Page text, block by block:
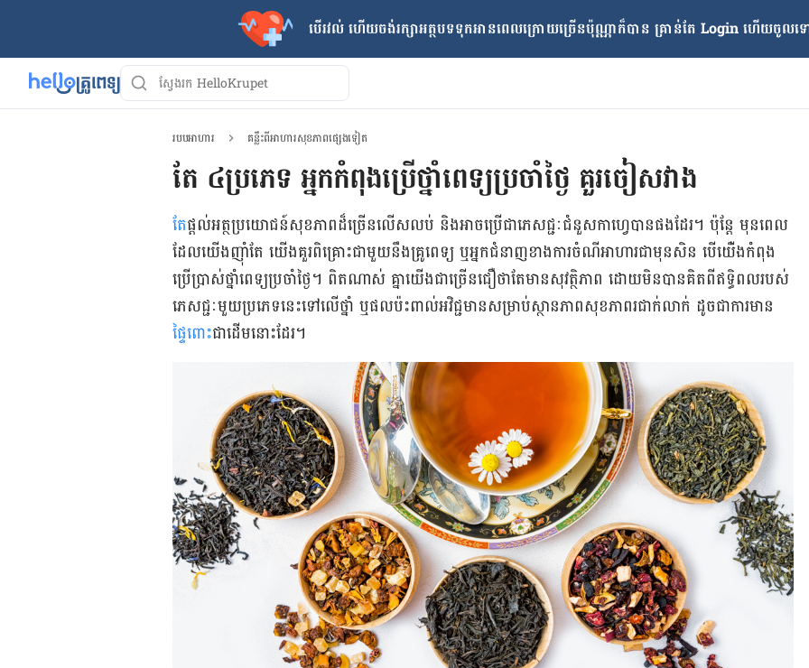
បើរវល់ ហើយចង់​រក្សាអត្ថបទទុកអានពេលក្រោយ​ច្រើនប៉ុណ្ណាក៏បាន គ្រាន់តែ​ Login ហើយចូលទ
របបអាហារ គន្លឹះពីអាហារសុខភាពផ្សេងទៀត
តែ​ ៤​ប្រភេទ អ្នកកំពុងប្រើ​ថ្នាំពេទ្យប្រចាំថ្ងៃ គួរចៀសវាង
តែ​ផ្ដល់​អត្ថប្រយោជន៍​សុខភាព​ដ៏​ច្រើន​លើសលប់​​ និង​អាច​ប្រើ​​ជា​ភេសជ្ជៈ​ជំនួស​កាហ្វេ​បាន​ផង​ដែរ​។ ប៉ុន្តែ មុន​ពេល​
ដែល​យើង​ញ៉ាំ​តែ យើង​គួរ​ពិគ្រោះ​ជាមួយ​នឹង​គ្រូពេទ្យ ឬ​​អ្នក​ជំនាញ​ខាង​ការ​ចំណីអាហារ​​ជា​មុន​សិន បើ​យើ់ង​កំពុង​
ប្រើ​ប្រាស់​ថ្នាំពេទ្យ​ប្រចាំ​ថ្ងៃ។ ពិត​ណាស់​ គ្នា​យើង​ជា​ច្រើន​ជឿ​ថា​តែ​​មាន​សុវត្ថិភាព​ ដោយ​មិន​បាន​គិត​​ពី​ឥទ្ធិពល​របស់​
ភេសជ្ជៈ​មួយ​ប្រភេទ​នេះ​ទៅ​លើ​ថ្នាំ ឬ​ផល​ប៉ះពាល់​អវិជ្ជមាន​​សម្រាប់​ស្ថានភាព​សុខ​ភាព​រ​ជាក់លាក់​ ដូចជា​ការ​មាន
ផ្ទៃពោះ​ជា​ដើម​នោះ​ដែរ​​។